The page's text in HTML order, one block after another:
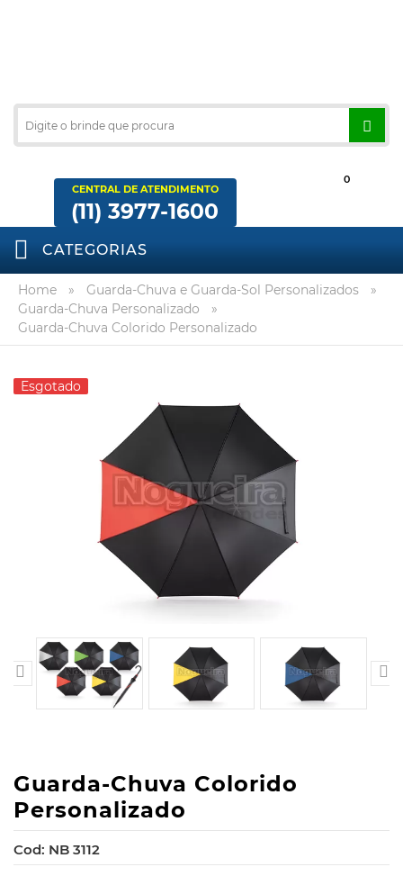
CENTRAL DE ATENDIMENTO
(11) 3977-1600
0
CATEGORIAS
Home » Guarda-Chuva e Guarda-Sol Personalizados
»
Guarda-Chuva Personalizado
»
Guarda-Chuva Colorido Personalizado
Esgotado
 
Guarda-Chuva Colorido
Personalizado
Cod: NB 3112